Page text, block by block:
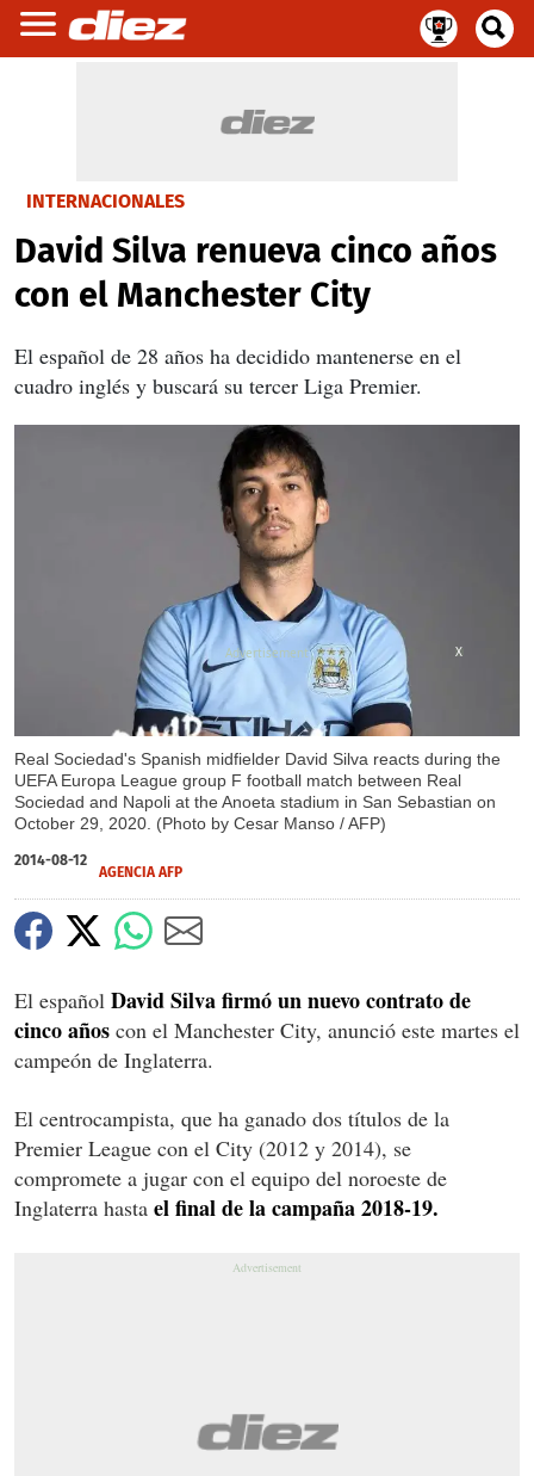
INTERNACIONALES
David Silva renueva cinco años
con el Manchester City
El español de 28 años ha decidido mantenerse en el
cuadro inglés y buscará su tercer Liga Premier.
Real Sociedad's Spanish midfielder David Silva reacts during the
UEFA Europa League group F football match between Real
Sociedad and Napoli at the Anoeta stadium in San Sebastian on
October 29, 2020. (Photo by Cesar Manso / AFP)
X
2014-08-12
AGENCIA AFP
El español David Silva firmó un nuevo contrato de
cinco años con el Manchester City, anunció este martes el
campeón de Inglaterra.
El centrocampista, que ha ganado dos títulos de la
Premier League con el City (2012 y 2014), se
compromete a jugar con el equipo del noroeste de
Inglaterra hasta el final de la campaña 2018-19.